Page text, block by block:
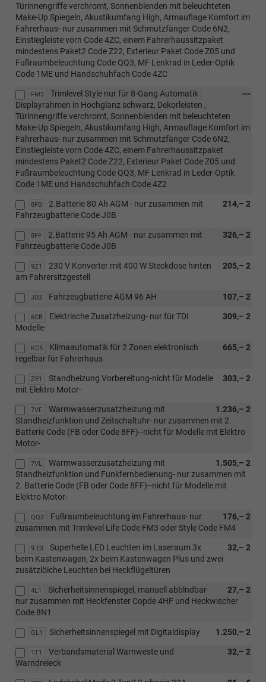
Türinnengriffe verchromt, Sonnenblenden mit beleuchteten
Make-Up Spiegeln, Akustikumfang High, Armauflage Komfort im
Fahrerhaus- nur zusammen mit Schmutzfänger Code 6N2,
Einstiegleiste vorn Code 4ZC, einem Fahrerhaussitzpaket
mindestens Paket2 Code Z22, Exterieur Paket Code Z05 und
Fußraumbeleuchtung Code QQ3, MF Lenkrad in Leder-Optik
Code 1ME und Handschuhfach Code 4ZC
FM3 ---
Trimlevel Style nur für 8-Gang Automatik :
Displayrahmen in Hochglanz schwarz, Dekorleisten ,
Türinnengriffe verchromt, Sonnenblenden mit beleuchteten
Make-Up Spiegeln, Akustikumfang High, Armauflage Komfort im
Fahrerhaus- nur zusammen mit Schmutzfänger Code 6N2,
Einstiegleiste vorn Code 4ZC, einem Fahrerhaussitzpaket
mindestens Paket2 Code Z22, Exterieur Paket Code Z05 und
Fußraumbeleuchtung Code QQ3, MF Lenkrad in Leder-Optik
Code 1ME und Handschuhfach Code 4Z2
8FB 214,– 2
2.Batterie 80 Ah AGM - nur zusammen mit
Fahrzeugbatterie Code J0B
8FF 326,– 2
2.Batterie 95 Ah AGM - nur zusammen mit
Fahrzeugbatterie Code J0B
9Z1 205,– 2
230 V Konverter mit 400 W Steckdose hinten
am Fahrersitzgestell
J0B 107,– 2
Fahrzeugbatterie AGM 96 AH
6CB 309,– 2
Elektrische Zusatzheizung- nur für TDI
Modelle-
KC5 665,– 2
Klimaautomatik für 2 Zonen elektronisch
regelbar für Fahrerhaus
ZE1 303,– 2
Standheizung Vorbereitung-nicht für Modelle
mit Elektro Motor-
7VF 1.236,– 2
Warmwasserzusatzheizung mit
Standheizfunktion und Zeitschaltuhr- nur zusammen mit 2.
Batterie Code (FB oder Code 8FF)--nicht für Modelle mit Elektro
Motor-
7VL 1.505,– 2
Warmwasserzusatzheizung mit
Standheizfunktion und Funkfernbedienung- nur zusammen mit
2. Batterie Code (FB oder Code 8FF)--nicht für Modelle mit
Elektro Motor-
QQ3 176,– 2
Fußraumbeleuchtung im Fahrerhaus- nur
zusammen mit Trimlevel Life Code FM3 oder Style Code FM4
9.E3 32,– 2
Superhelle LED Leuchten im Laseraum 3x
beim Kastenwagen, 2x beim Kastenwagen Plus und zwei
zusätzlöiche Leuchten bei Heckflügeltüren
4L1 27,– 2
Sicherheitsinnenspiegel, manuell abblndbar-
nur zusammen mit Heckfenster Copde 4HF und Heckwischer
Code 8N1
GL1 1.250,– 2
Sicherheitsinnenspiegel mit Digitaldisplay
1T1 32,– 2
Verbandsmaterial Warnweste und
Warndreieck